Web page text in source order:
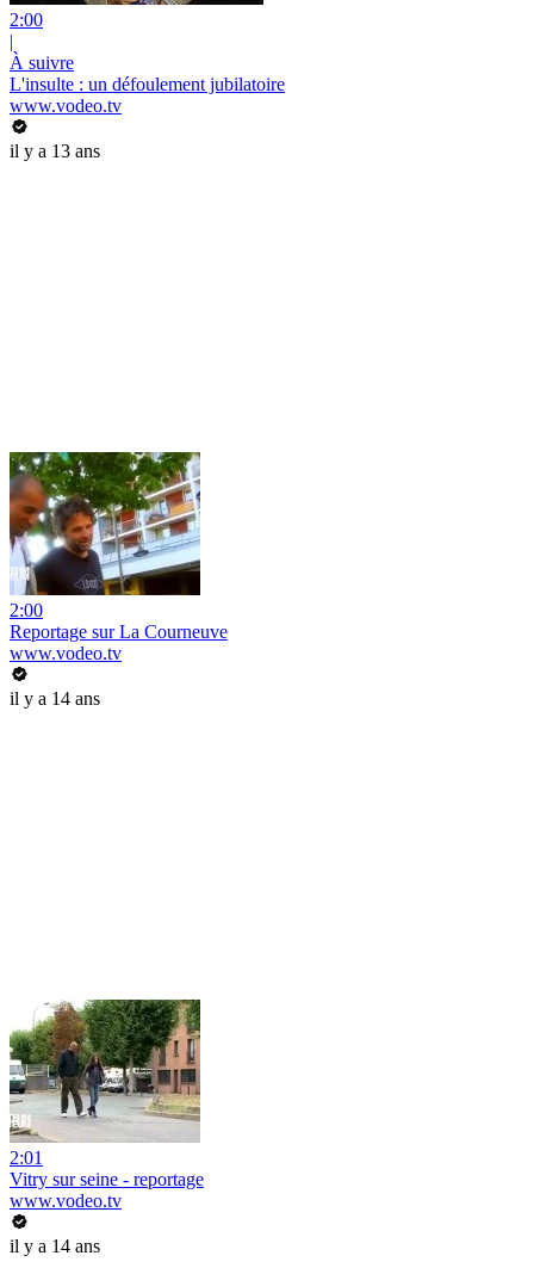
2:00
|
À suivre
L'insulte : un défoulement jubilatoire
www.vodeo.tv
il y a 13 ans
2:00
Reportage sur La Courneuve
www.vodeo.tv
il y a 14 ans
2:01
Vitry sur seine - reportage
www.vodeo.tv
il y a 14 ans